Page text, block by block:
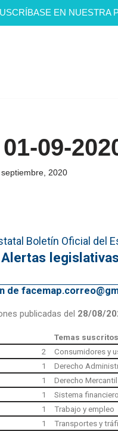
EN NUESTRA
09-
septiembre, 2020
Boletín Oficial del
Alertas
de
publicadas del 28/08/
Temas suscritos
2
Consumidores y
1
Derecho
1
Derecho Mercantil
1
Sistema financiero
1
Trabajo y empleo
1
Transportes y